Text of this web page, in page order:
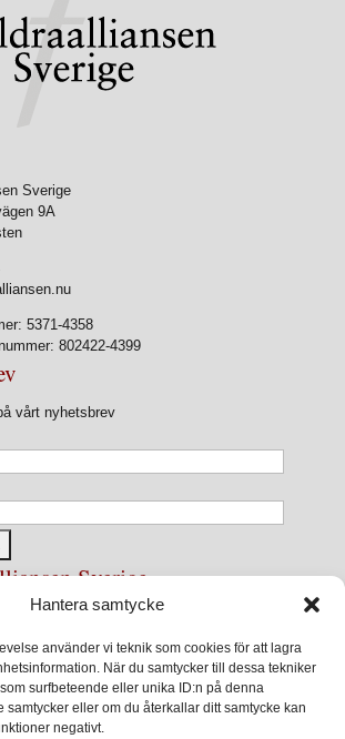
Hantera samtycke
använder vi teknik som cookies för att lagra
När du samtycker till dessa tekniker
surfbeteende eller unika ID:n på denna
samtycker eller om du återkallar ditt samtycke kan
negativt.
Sverige
9A
5371-4358
802422-4399
vårt nyhetsbrev
Sverige
Sverige är en nationell
ändamål är att ur ett
verka för en utveckling av samhället